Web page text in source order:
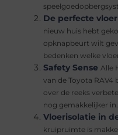
De perfecte
nieuw huis hebt
opknapbeurt wilt
bedenken welke
Safety Sense Alle
van de Toyota RAV4
over de reeks
nog gemakkelijker
Vloerisolatie in
kruipruimte is